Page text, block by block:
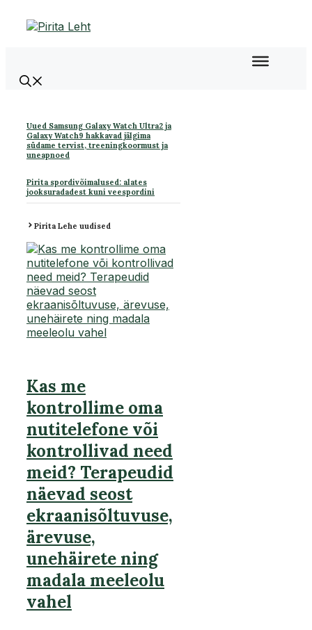
Uued Samsung Galaxy Watch Ultra2 ja
Galaxy Watch9 hakkavad jälgima
südame tervist, treeningkoormust ja
uneapnoed
Pirita spordivõimalused: alates
jooksuradadest kuni veespordini
Pirita Lehe uudised
Kas me
kontrollime oma
nutitelefone või
kontrollivad need
meid? Terapeudid
näevad seost
ekraanisõltuvuse,
ärevuse,
unehäirete ning
madala meeleolu
vahel